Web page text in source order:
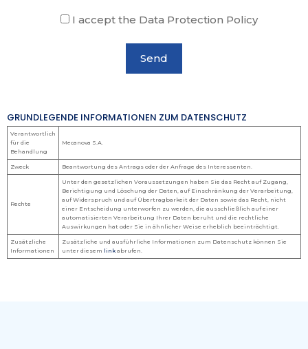
I accept the Data Protection Policy
GRUNDLEGENDE INFORMATIONEN ZUM DATENSCHUTZ
Verantwortlich
für die
Behandlung
Mecanova S.A.
Zweck Beantwortung des Antrags oder der Anfrage des Interessenten.
Rechte
Unter den gesetzlichen Voraussetzungen haben Sie das Recht auf Zugang,
Berichtigung und Löschung der Daten, auf Einschränkung der Verarbeitung,
auf Widerspruch und auf Übertragbarkeit der Daten sowie das Recht, nicht
einer Entscheidung unterworfen zu werden, die ausschließlich auf einer
automatisierten Verarbeitung Ihrer Daten beruht und die rechtliche
Auswirkungen hat oder Sie in ähnlicher Weise erheblich beeinträchtigt.
Zusätzliche
Informationen
Zusätzliche und ausführliche Informationen zum Datenschutz können Sie
unter diesem link abrufen.